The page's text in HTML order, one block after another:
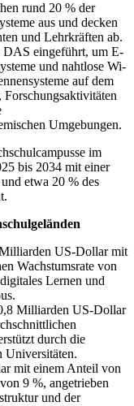
rund 20 % der
aus und decken
und Lehrkräften ab.
DAS eingeführt, um E-
und nahtlose Wi-
auf dem
Forschungsaktivitäten
Umgebungen.
im
bis 2034 mit einer
etwa 20 % des
US-Dollar mit
Wachstumsrate von
Lernen und
Milliarden US-Dollar
durch die
Universitäten.
mit einem Anteil von
9 %, angetrieben
und der